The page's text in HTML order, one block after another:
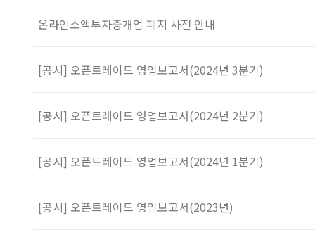
온라인소액투자중개업 폐지 사전 안내
[공시] 오픈트레이드 영업보고서(2024년 3분기)
[공시] 오픈트레이드 영업보고서(2024년 2분기)
[공시] 오픈트레이드 영업보고서(2024년 1분기)
[공시] 오픈트레이드 영업보고서(2023년)